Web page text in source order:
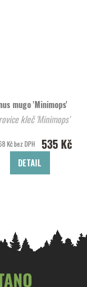
mugo 'Minimops'
Borovice kleč 'Minimops'
Kč bez DPH 535 Kč
DETAIL